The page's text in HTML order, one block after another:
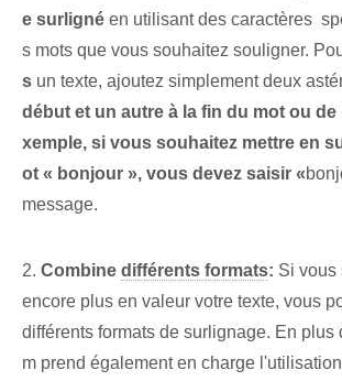
e surligné en utilisant des caractères
s mots que vous souhaitez souligner.
s un texte,⁤ ajoutez simplement deux
début et un autre⁢ à la fin du mot ou de
xemple, si vous souhaitez mettre en
ot « bonjour », vous devez saisir «
message.
2. Combine différents formats: Si vous
encore plus en valeur votre texte, vous
différents formats de surlignage. En plus
m prend également en charge